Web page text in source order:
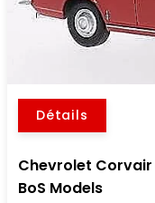
Détails
Chevrolet Corvair
BoS Models